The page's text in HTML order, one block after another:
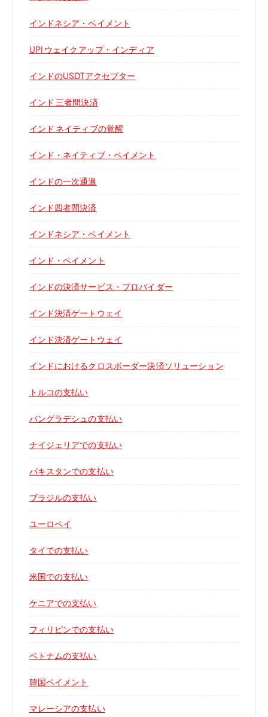
インドネシア・ペイメント
UPI ウェイクアップ・インディア
インドのUSDTアクセプター
インド 三者間決済
インド ネイティブの覚醒
インド・ネイティブ・ペイメント
インドの一次通過
インド四者間決済
インドネシア・ペイメント
インド・ペイメント
インドの決済サービス・プロバイダー
インド決済ゲートウェイ
インド決済ゲートウェイ
インドにおけるクロスボーダー決済ソリューション
トルコの支払い
バングラデシュの支払い
ナイジェリアでの支払い
パキスタンでの支払い
ブラジルの支払い
ユーロペイ
タイでの支払い
米国での支払い
ケニアでの支払い
フィリピンでの支払い
ベトナムの支払い
韓国ペイメント
マレーシアの支払い